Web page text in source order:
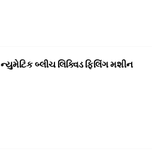
ન્યુમેટિક બ્લીચ લિક્વિડ ફિલિંગ મશીન